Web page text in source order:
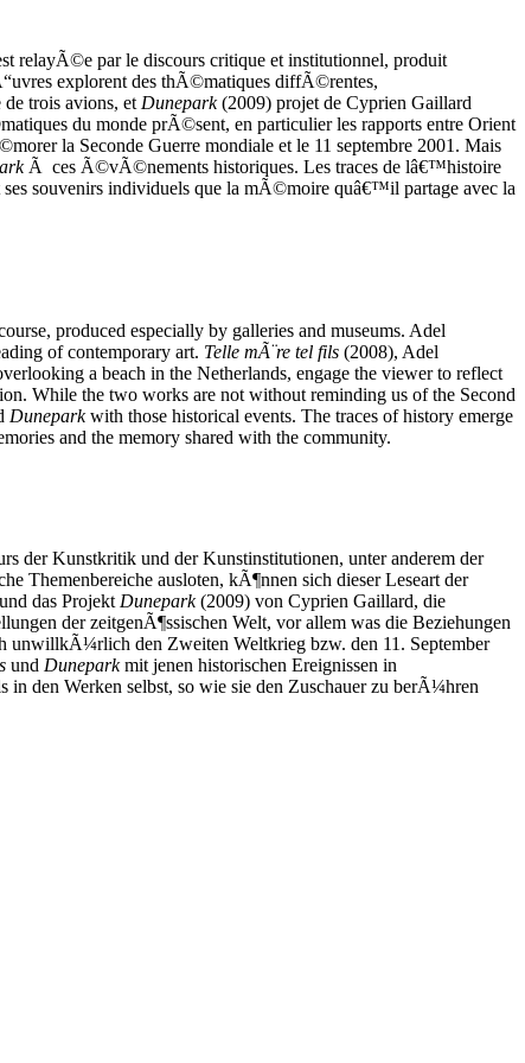
relayÃ©e par le discours critique et institutionnel, produit
explorent des thÃ©matiques diffÃ©rentes,
trois avions, et Dunepark(2009) projet de Cyprien Gaillard
du monde prÃ©sent, en particulier les rapports entre Orient
la Seconde Guerre mondiale et le 11 septembre 2001. Mais
Ã ces Ã©vÃ©nements historiques. Les traces de lâ€™histoire
souvenirs individuels que la mÃ©moire quâ€™il partage avec la
produced especially by galleries and museums. Adel
of contemporary art. Telle mÃ¨re tel fils (2008), Adel
a beach in the Netherlands, engage the viewer to reflect
While the two works are not without reminding us of the Second
Duneparkwith those historical events. The traces of history emerge
and the memory shared with the community.
der Kunstkritik und der Kunstinstitutionen, unter anderem der
Themenbereiche ausloten, kÃ¶nnen sich dieser Leseart der
das Projekt Dunepark(2009) von Cyprien Gaillard, die
der zeitgenÃ¶ssischen Welt, vor allem was die Beziehungen
unwillkÃ¼rlich den Zweiten Weltkrieg bzw. den 11. September
und Duneparkmit jenen historischen Ereignissen in
den Werken selbst, so wie sie den Zuschauer zu berÃ¼hren